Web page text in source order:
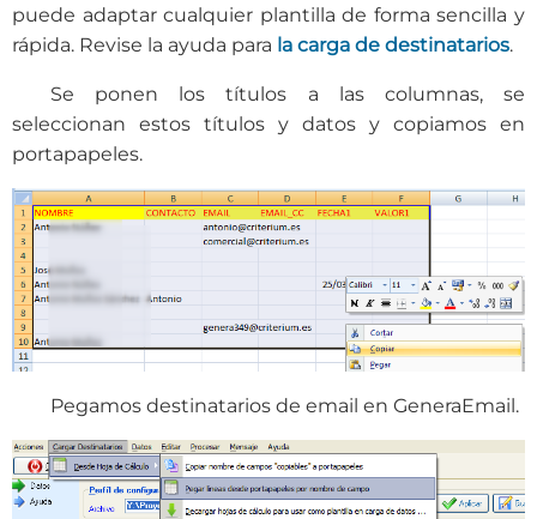
puede adaptar cualquier plantilla de forma sencilla y
rápida. Revise la ayuda para la carga de destinatarios.
Se ponen los títulos a las columnas, se
seleccionan estos títulos y datos y copiamos en
portapapeles.
Pegamos destinatarios de email en GeneraEmail.